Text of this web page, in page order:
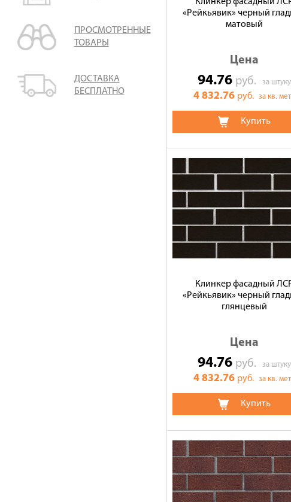
ПРОСМОТРЕННЫЕ
ТОВАРЫ
ДОСТАВКА
БЕСПЛАТНО
«Рейкьявик» черный
матовый
Цена
94.76 руб. за штуку
4 832.76 руб. за кв.
Купить
Клинкер фасадный
«Рейкьявик» черный
глянцевый
Цена
94.76 руб. за штуку
4 832.76 руб. за кв.
Купить